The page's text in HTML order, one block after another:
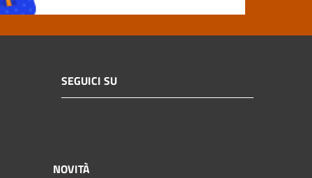
SEGUICI SU
NOVITÀ